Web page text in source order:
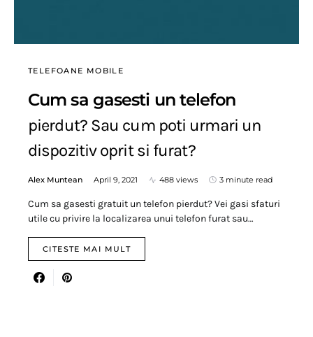
TELEFOANE MOBILE
Cum sa gasesti un telefon
pierdut? Sau cum poti urmari un
dispozitiv oprit si furat?
Alex Muntean April 9, 2021 488 views 3 minute read
Cum sa gasesti gratuit un telefon pierdut? Vei gasi sfaturi
utile cu privire la localizarea unui telefon furat sau…
CITESTE MAI MULT